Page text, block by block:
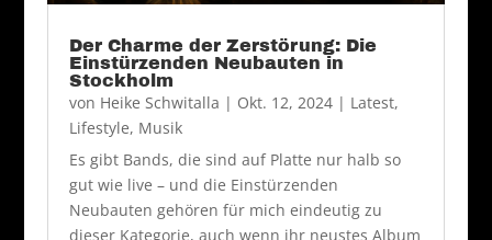
Der Charme der Zerstörung: Die
Einstürzenden Neubauten in
Stockholm
von Heike Schwitalla | Okt. 12, 2024| Latest,
Lifestyle, Musik
Es gibt Bands, die sind auf Platte nur halb so
gut wie live – und die Einstürzenden
Neubauten gehören für mich eindeutig zu
dieser Kategorie, auch wenn ihr neustes Album